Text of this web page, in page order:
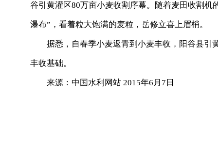
谷引黄灌区80万亩小麦收割序幕。随着麦田收割
瀑布”，看着粒大饱满的麦粒，岳修立喜上眉梢。
据悉，自春季小麦返青到小麦丰收，阳谷县引
丰收基础。
来源：中国水利网站 2015年6月7日